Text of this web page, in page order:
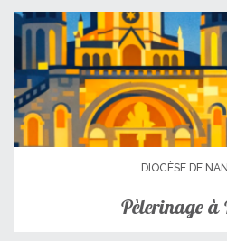
DIOCÈSE DE
Pèlerinage à